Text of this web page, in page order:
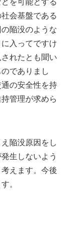
会基盤である
陥没のような
入ってですけ
れたとも聞い
でありまし
の安全性を持
管理が求めら
陥没原因をし
生しないよう
えます。今後
。